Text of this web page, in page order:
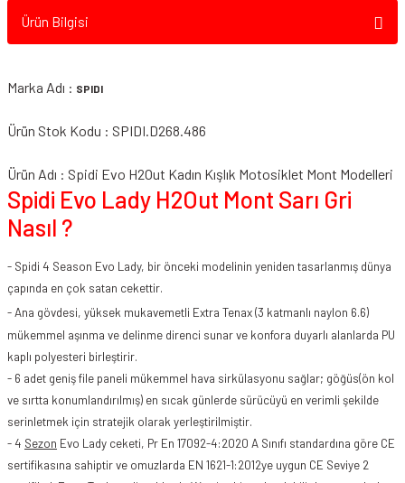
Ürün Bilgisi
Marka Adı : SPIDI
Ürün Stok Kodu : SPIDI.D268.486
Ürün Adı : Spidi Evo H2Out Kadın Kışlık Motosiklet Mont Modelleri
Spidi Evo Lady H2Out Mont Sarı Gri
Nasıl ?
- Spidi 4 Season Evo Lady, bir önceki modelinin yeniden tasarlanmış dünya
çapında en çok satan cekettir.
- Ana gövdesi, yüksek mukavemetli Extra Tenax (3 katmanlı naylon 6.6)
mükemmel aşınma ve delinme direnci sunar ve konfora duyarlı alanlarda PU
kaplı polyesteri birleştirir.
- 6 adet geniş file paneli mükemmel hava sirkülasyonu sağlar; göğüs(ön kol
ve sırtta konumlandırılmış) en sıcak günlerde sürücüyü en verimli şekilde
serinletmek için stratejik olarak yerleştirilmiştir.
- 4 Sezon Evo Lady ceketi, Pr En 17092-4:2020 A Sınıfı standardına göre CE
sertifikasına sahiptir ve omuzlarda EN 1621-1:2012ye uygun CE Seviye 2